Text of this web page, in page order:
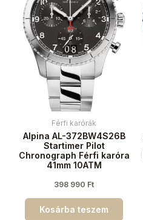
Férfi karórák
Alpina AL-372BW4S26B
Startimer Pilot
Chronograph Férfi karóra
41mm 10ATM
398 990 Ft
Kosárba teszem